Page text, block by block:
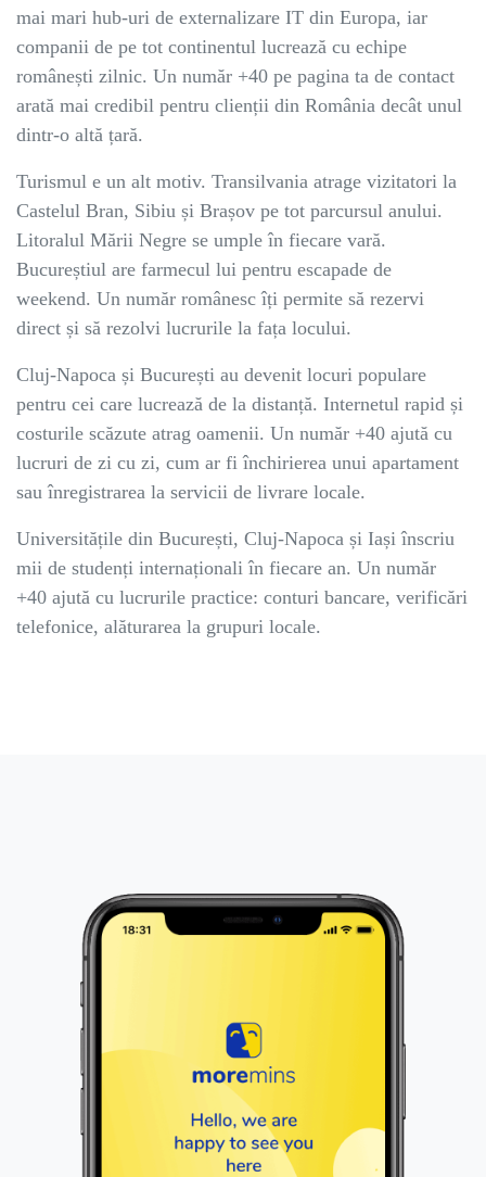
mai mari hub-uri de externalizare IT din Europa, iar
companii de pe tot continentul lucrează cu echipe
românești zilnic. Un număr +40 pe pagina ta de contact
arată mai credibil pentru clienții din România decât unul
dintr-o altă țară.
Turismul e un alt motiv. Transilvania atrage vizitatori la
Castelul Bran, Sibiu și Brașov pe tot parcursul anului.
Litoralul Mării Negre se umple în fiecare vară.
Bucureștiul are farmecul lui pentru escapade de
weekend. Un număr românesc îți permite să rezervi
direct și să rezolvi lucrurile la fața locului.
Cluj-Napoca și București au devenit locuri populare
pentru cei care lucrează de la distanță. Internetul rapid și
costurile scăzute atrag oamenii. Un număr +40 ajută cu
lucruri de zi cu zi, cum ar fi închirierea unui apartament
sau înregistrarea la servicii de livrare locale.
Universitățile din București, Cluj-Napoca și Iași înscriu
mii de studenți internaționali în fiecare an. Un număr
+40 ajută cu lucrurile practice: conturi bancare, verificări
telefonice, alăturarea la grupuri locale.